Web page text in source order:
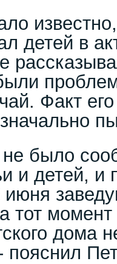
детей в
Факт
было
и детей, и
июня
тот
дома
пояснил